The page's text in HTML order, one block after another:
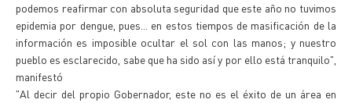
podemos reafirmar con absoluta seguridad que este año no tuvimos
epidemia por dengue, pues... en estos tiempos de masificación de la
información es imposible ocultar el sol con las manos; y nuestro
pueblo es esclarecido, sabe que ha sido así y por ello está tranquilo",
manifestó
"Al decir del propio Gobernador, este no es el éxito de un área en